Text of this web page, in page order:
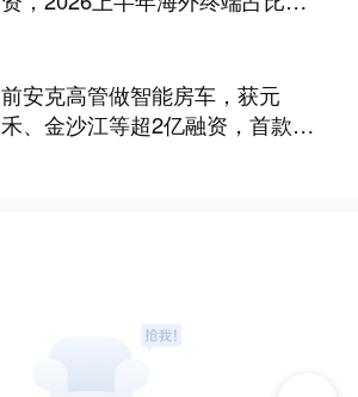
前安克高管做智能房车，获元
禾、金沙江等超2亿融资，首款产